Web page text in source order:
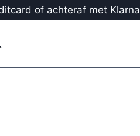
of achteraf met Klarna